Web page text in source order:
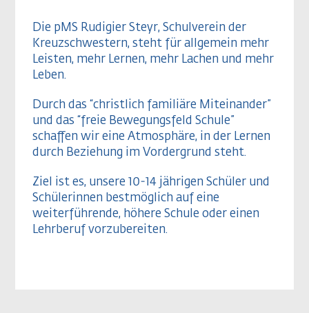
Die pMS Rudigier Steyr, Schulverein der
Kreuzschwestern, steht für allgemein mehr
Leisten, mehr Lernen, mehr Lachen und mehr
Leben.
Durch das “christlich familiäre Miteinander”
und das “freie Bewegungsfeld Schule”
schaffen wir eine Atmosphäre, in der Lernen
durch Beziehung im Vordergrund steht.
Ziel ist es, unsere 10-14 jährigen Schüler und
Schülerinnen bestmöglich auf eine
weiterführende, höhere Schule oder einen
Lehrberuf vorzubereiten.